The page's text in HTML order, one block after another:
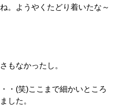
。ようやくたどり着いたな～
もなかったし。
・(笑)ここまで細かいところ
した。